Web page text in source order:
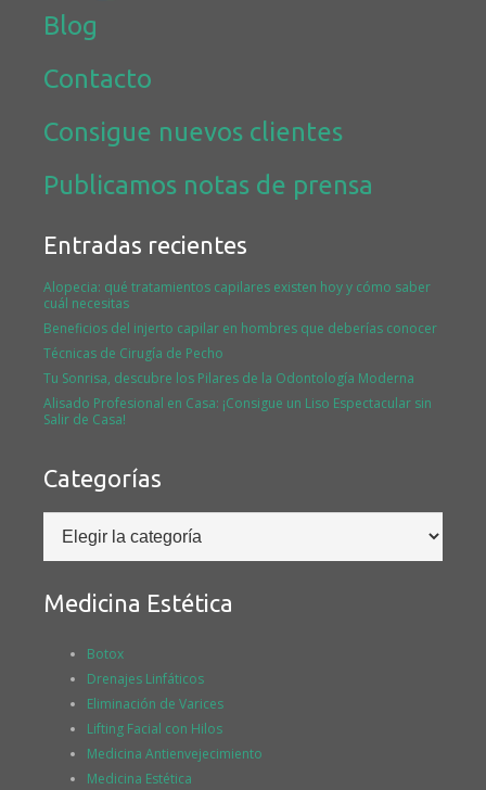
Blog
Contacto
Consigue nuevos clientes
Publicamos notas de prensa
Entradas recientes
Alopecia: qué tratamientos capilares existen hoy y cómo saber
cuál necesitas
Beneficios del injerto capilar en hombres que deberías conocer
Técnicas de Cirugía de Pecho
Tu Sonrisa, descubre los Pilares de la Odontología Moderna
Alisado Profesional en Casa: ¡Consigue un Liso Espectacular sin
Salir de Casa!
Categorías
Categorías
Medicina Estética
Botox
Drenajes Linfáticos
Eliminación de Varices
Lifting Facial con Hilos
Medicina Antienvejecimiento
Medicina Estética